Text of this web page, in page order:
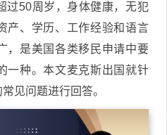
过50周岁，身体健康，无犯
产、学历、工作经验和语言
，是美国各类移民申请中要
一种。本文麦克斯出国就针
见问题进行回答。